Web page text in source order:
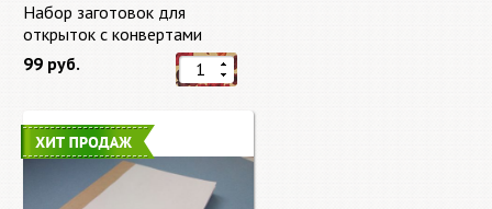
Набор заготовок для
открыток с конвертами
Старый мир (Old World) от
DCWV
99 руб.